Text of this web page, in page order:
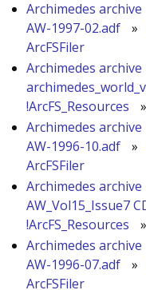
Archimedes archive
AW-1997-02.adf
»
ArcFSFiler
Archimedes archive
!ArcFS_Resources
»
Archimedes archive
AW-1996-10.adf
»
ArcFSFiler
Archimedes archive
AW_Vol15_Issue7
!ArcFS_Resources
»
Archimedes archive
AW-1996-07.adf
»
ArcFSFiler